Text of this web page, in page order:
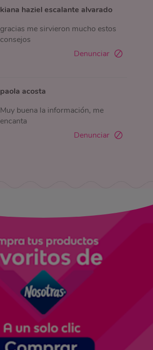
kiana haziel escalante alvarado
gracias me sirvieron mucho estos
consejos
Denunciar
paola acosta
Muy buena la información, me
encanta
Denunciar